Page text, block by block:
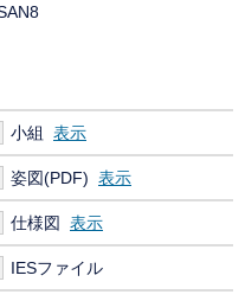
小組
姿図(PDF)
仕様図
IESファイル